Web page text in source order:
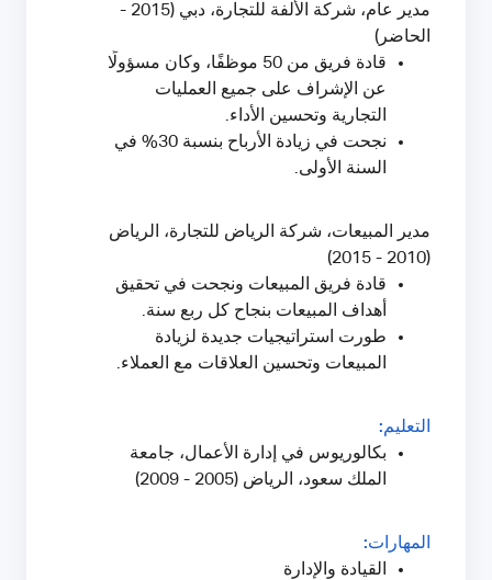
مدير عام، شركة الألفة للتجارة، دبي (2015 -
الحاضر)
قادة فريق من 50 موظفًا، وكان مسؤولًا
عن الإشراف على جميع العمليات
التجارية وتحسين الأداء.
نجحت في زيادة الأرباح بنسبة 30% في
السنة الأولى.
مدير المبيعات، شركة الرياض للتجارة، الرياض
(2010 - 2015)
قادة فريق المبيعات ونجحت في تحقيق
أهداف المبيعات بنجاح كل ربع سنة.
طورت استراتيجيات جديدة لزيادة
المبيعات وتحسين العلاقات مع العملاء.
التعليم:
بكالوريوس في إدارة الأعمال، جامعة
الملك سعود، الرياض (2005 - 2009)
المهارات:
القيادة والإدارة